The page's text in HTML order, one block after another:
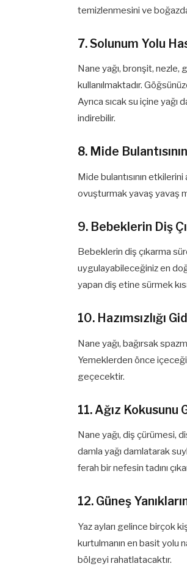
temizlenmesini ve
7. Solunum Yolu
Nane yağı, bronşit, nezle,
kullanılmaktadır.
Ayrıca sıcak su içine yağı
indirebilir.
8. Mide
Mide bulantısının
ovuşturmak yavaş yavaş
9. Bebeklerin Diş
Bebeklerin diş çıkarma
uygulayabileceğiniz en
yapan diş etine sürmek
10. Hazımsızlığı
Nane yağı, bağırsak
Yemeklerden önce
geçecektir.
11. Ağız Kokusunu
Nane yağı, diş çürümesi,
damla yağı damlatarak
ferah bir nefesin tadını
12. Güneş
Yaz ayları gelince birçok
kurtulmanın en basit yolu
bölgeyi rahatlatacaktır.